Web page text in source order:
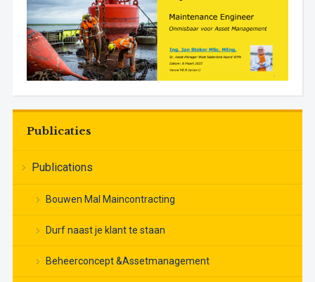
Publicaties
Publications
Bouwen Mal Maincontracting
Durf naast je klant te staan
Beheerconcept &Assetmanagement